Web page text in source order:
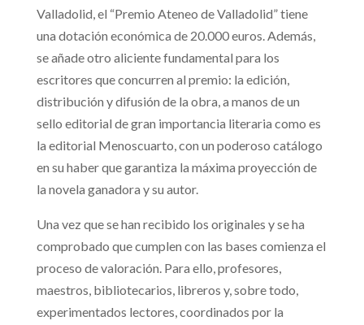
Valladolid, el “Premio Ateneo de Valladolid” tiene
una dotación económica de 20.000 euros. Además,
se añade otro aliciente fundamental para los
escritores que concurren al premio: la edición,
distribución y difusión de la obra, a manos de un
sello editorial de gran importancia literaria como es
la editorial Menoscuarto, con un poderoso catálogo
en su haber que garantiza la máxima proyección de
la novela ganadora y su autor.
Una vez que se han recibido los originales y se ha
comprobado que cumplen con las bases comienza el
proceso de valoración. Para ello, profesores,
maestros, bibliotecarios, libreros y, sobre todo,
experimentados lectores, coordinados por la